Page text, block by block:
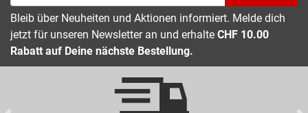
Bleib über Neuheiten und Aktionen informiert. Melde dich
jetzt für unseren Newsletter an und erhalte CHF 10.00
Rabatt auf Deine nächste Bestellung.